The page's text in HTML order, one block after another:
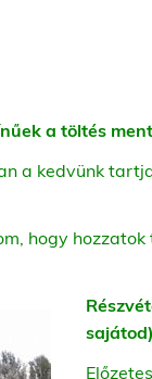
a töltés
a kedvünk
hogy